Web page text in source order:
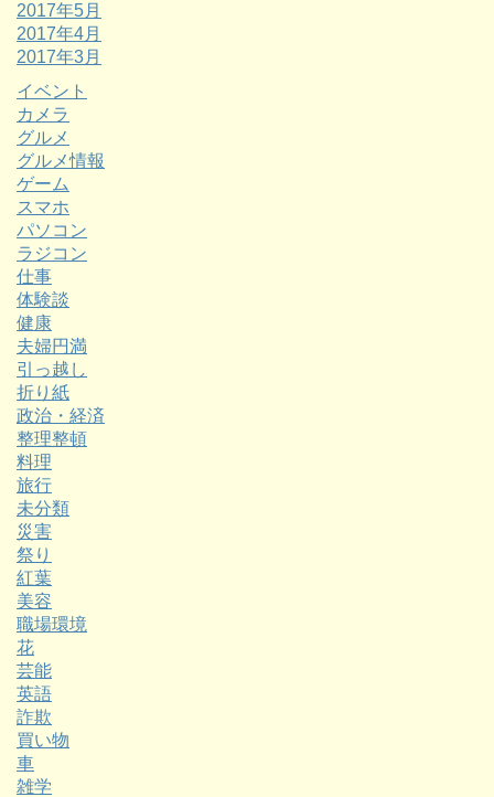
2017年5月
2017年4月
2017年3月
イベント
カメラ
グルメ
グルメ情報
ゲーム
スマホ
パソコン
ラジコン
仕事
体験談
健康
夫婦円満
引っ越し
折り紙
政治・経済
整理整頓
料理
旅行
未分類
災害
祭り
紅葉
美容
職場環境
花
芸能
英語
詐欺
買い物
車
雑学